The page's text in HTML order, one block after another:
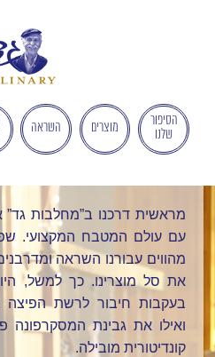
הישראלי
לְהַנְגָּשָׁת
אָתָרִים".
הַמְּסַיַּעַת
הָאֲתָר.
לִפְתִיחַת
תַּפְרִיט
הֵנְּגִישׁוּת
לְחַץ
ALT+0
הסיפור
שלנו
מוצרים השראה
מראשית דרכנו ב”מחלבות
עם עולם המטבח המקצועי.
מהווים עבורנו השראה
את סל מוצרינו. כך למשל,
בעקבות חיבור לרשת הפיצה
ואילו את גבינת
קונדיטורית מובילה.